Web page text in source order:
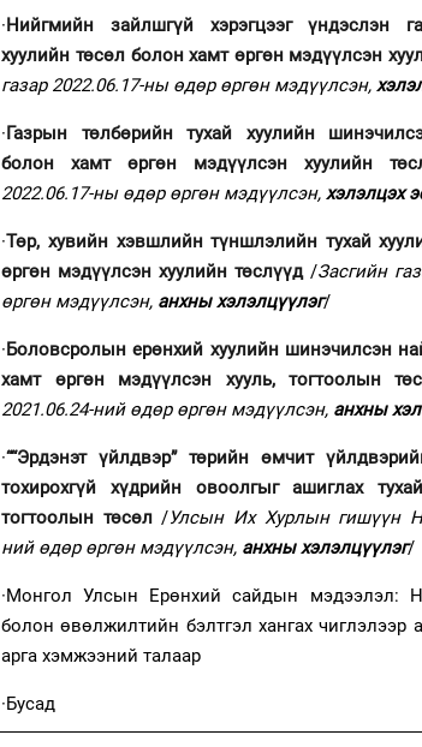
·Нийгмийн зайлшгүй хэрэгцээг үндэслэн
хуулийн төсөл болон хамт өргөн мэдүүлсэн
газар 2022.06.17-ны өдөр өргөн мэдүүлсэн,
·Газрын төлбөрийн тухай хуулийн
болон хамт өргөн мэдүүлсэн хуулийн
2022.06.17-ны өдөр өргөн мэдүүлсэн,хэлэлцэх
·Төр, хувийн хэвшлийн түншлэлийн тухай
өргөн мэдүүлсэн хуулийн төслүүд/Засгийн
өргөн мэдүүлсэн, анхны хэлэлцүүлэг/
·Боловсролын ерөнхий хуулийн шинэчилсэн
хамт өргөн мэдүүлсэн хууль, тогтоолын
2021.06.24-ний өдөр өргөн мэдүүлсэн, анхны
·““Эрдэнэт үйлдвэр” төрийн өмчит
тохирохгүй хүдрийн овоолгыг ашиглах
тогтоолын төсөл/Улсын Их Хурлын гишүүн
ний өдөр өргөн мэдүүлсэн, анхны хэлэлцүүлэг/
·Монгол Улсын Ерөнхий сайдын мэдээлэл:
болон өвөлжилтийн бэлтгэл хангах чиглэлээр
арга хэмжээний талаар
·Бусад